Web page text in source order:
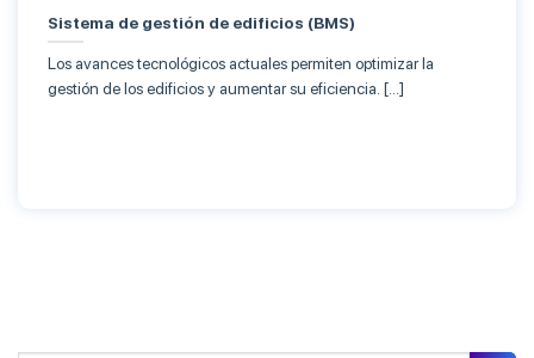
Sistema de gestión de edificios (BMS)
Los avances tecnológicos actuales permiten optimizar la
gestión de los edificios y aumentar su eficiencia. […]